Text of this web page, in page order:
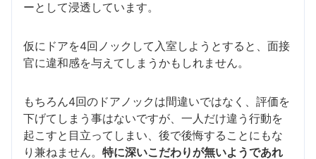
ーとして浸透しています。
仮にドアを4回ノックして入室しようとすると、面接
官に違和感を与えてしまうかもしれません。
もちろん4回のドアノックは間違いではなく、評価を
下げてしまう事はないですが、一人だけ違う行動を
起こすと目立ってしまい、後で後悔することにもな
り兼ねません。 特に深いこだわりが無いようであれ